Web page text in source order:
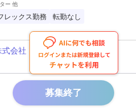
募集終了
ー 他
レックス勤務 転勤なし
会社
募集終了